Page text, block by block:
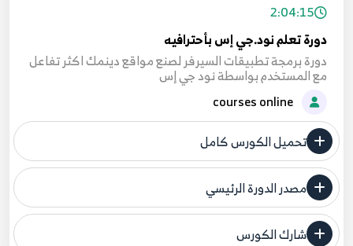
2:04:15
دورة تعلم نود.جي إس بأحترافيه
دورة برمجة تطبيقات السيرفر لصنع مواقع دينمك اكثر تفاعل
مع المستخدم بواسطة نود جي إس
تحميل الكورس كامل
مصدر الدورة الرئيسي
فنحن لا ندعي ملكية أي دورة ولهذا نضع المصدر الأصلي لكم
شارك الكورس